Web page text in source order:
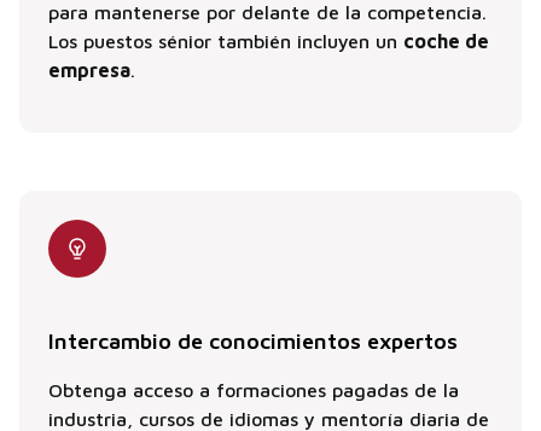
para mantenerse por delante de la competencia.
Los puestos sénior también incluyen un coche de
empresa.
Intercambio de conocimientos expertos
Obtenga acceso a formaciones pagadas de la
industria, cursos de idiomas y mentoría diaria de